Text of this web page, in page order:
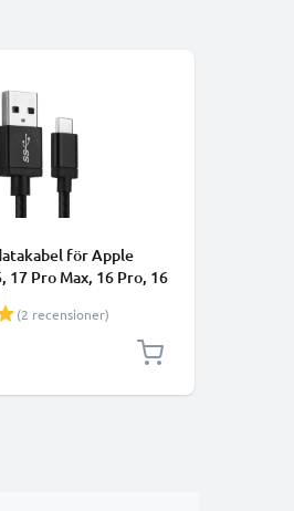
för Apple
17 Pro Max, 16 Pro, 16
S25 Ultra, S25
9a, 10 Pro, 10 Pro
Redmi Note 14
(2 recensioner)